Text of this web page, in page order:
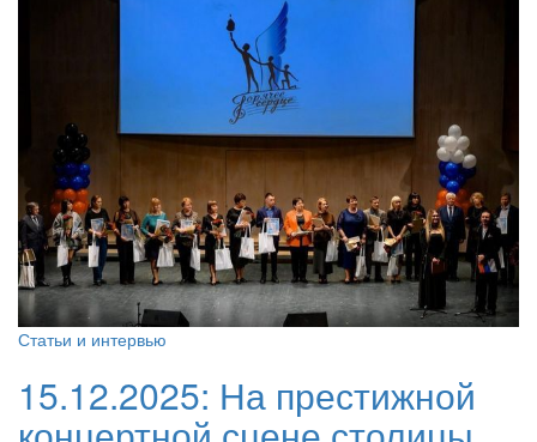
Статьи и интервью
15.12.2025: На престижной